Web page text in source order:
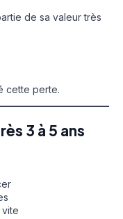
de sa valeur très
cette perte.
3 à 5 ans